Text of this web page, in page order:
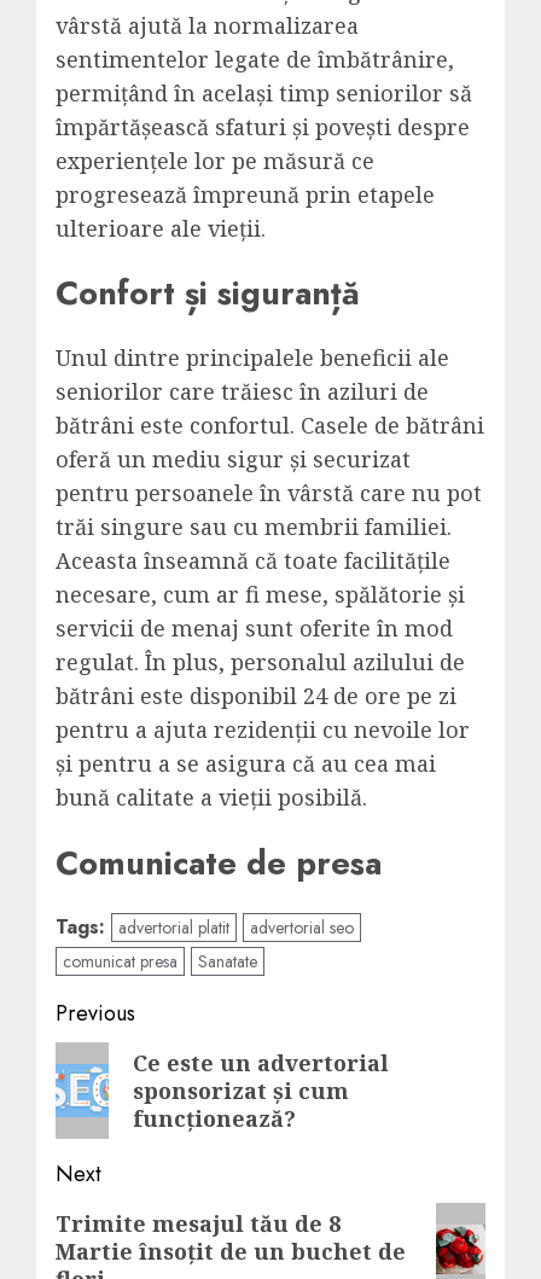
vârstă ajută la normalizarea
sentimentelor legate de îmbătrânire,
permițând în același timp seniorilor să
împărtășească sfaturi și povești despre
experiențele lor pe măsură ce
progresează împreună prin etapele
ulterioare ale vieții.
Confort și siguranță
Unul dintre principalele beneficii ale
seniorilor care trăiesc în aziluri de
bătrâni este confortul. Casele de bătrâni
oferă un mediu sigur și securizat
pentru persoanele în vârstă care nu pot
trăi singure sau cu membrii familiei.
Aceasta înseamnă că toate facilitățile
necesare, cum ar fi mese, spălătorie și
servicii de menaj sunt oferite în mod
regulat. În plus, personalul azilului de
bătrâni este disponibil 24 de ore pe zi
pentru a ajuta rezidenții cu nevoile lor
și pentru a se asigura că au cea mai
bună calitate a vieții posibilă.
Comunicate de presa
Tags: advertorial platit
advertorial seo
comunicat presa
Sanatate
Post
navigation
Previous
Previous
post:
Ce este un advertorial
sponsorizat și cum
funcționează?
Next
Next
post:
Trimite mesajul tău de 8
Martie însoțit de un buchet de